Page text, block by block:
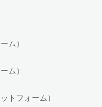
ム）
ム）
トフォーム）